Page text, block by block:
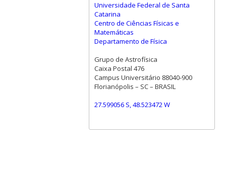
Universidade Federal de Santa
Catarina
Centro de Ciências Físicas e
Matemáticas
Departamento de Física
Grupo de Astrofísica
Caixa Postal 476
Campus Universitário 88040-900
Florianópolis – SC – BRASIL
27.599056 S, 48.523472 W